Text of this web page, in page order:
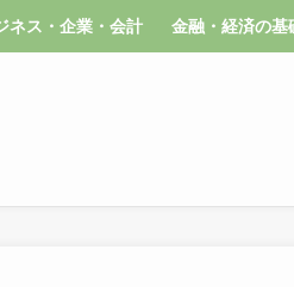
ネス・企業・会計 金融・経済の基